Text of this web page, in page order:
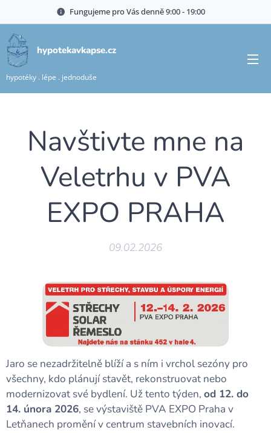
Fungujeme pro Vás denně 9:00 - 19:00🍀
hypotekavkapse.cz
hypotéky . lépe . jednoduše
Navštivte mne na
Veletrhu v PVA
EXPO PRAHA
09.02.2026
Jaro se nezadržitelně blíží a s ním i vrchol sezóny pro
všechny, kdo plánují stavět, rekonstruovat nebo
modernizovat své bydlení. Už tento týden, od 12. do
14. února 2026, se výstaviště PVA EXPO Praha v
Letňanech promění v centrum stavebních inovací.